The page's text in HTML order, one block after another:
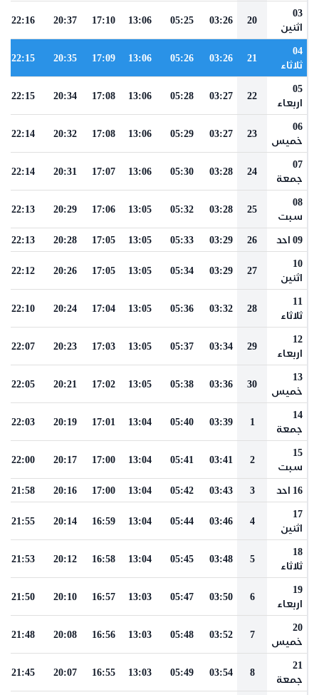
03
اثنين
20
03:26
05:25
13:06
17:10
20:37
22:16
04
ثلاثاء
21
03:26
05:26
13:06
17:09
20:35
22:15
05
اربعاء
22
03:27
05:28
13:06
17:08
20:34
22:15
06
خميس
23
03:27
05:29
13:06
17:08
20:32
22:14
07
جمعة
24
03:28
05:30
13:06
17:07
20:31
22:14
08
سبت
25
03:28
05:32
13:05
17:06
20:29
22:13
09 احد 26
03:29
05:33
13:05
17:05
20:28
22:13
10
اثنين
27
03:29
05:34
13:05
17:05
20:26
22:12
11
ثلاثاء
28
03:32
05:36
13:05
17:04
20:24
22:10
12
اربعاء
29
03:34
05:37
13:05
17:03
20:23
22:07
13
خميس
30
03:36
05:38
13:05
17:02
20:21
22:05
14
جمعة
1
03:39
05:40
13:04
17:01
20:19
22:03
15
سبت
2
03:41
05:41
13:04
17:00
20:17
22:00
16 احد 3
03:43
05:42
13:04
17:00
20:16
21:58
17
اثنين
4
03:46
05:44
13:04
16:59
20:14
21:55
18
ثلاثاء
5
03:48
05:45
13:04
16:58
20:12
21:53
19
اربعاء
6
03:50
05:47
13:03
16:57
20:10
21:50
20
خميس
7
03:52
05:48
13:03
16:56
20:08
21:48
21
جمعة
8
03:54
05:49
13:03
16:55
20:07
21:45